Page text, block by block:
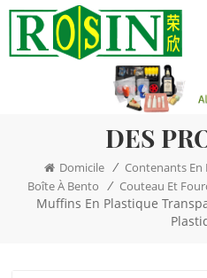
DES
Domicile / Contenants
Boîte À Bento / Couteau Et
Muffins En Plastique